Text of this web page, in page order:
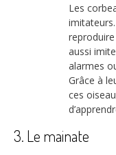
Les
aussi
alarmes
Grâce à
ces
3. Le mainate